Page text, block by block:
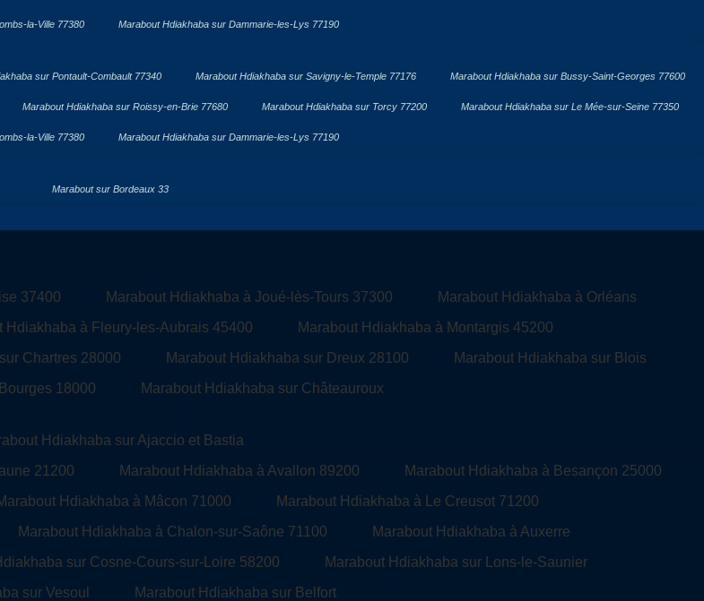
la-Ville 77380 Marabout Hdiakhaba sur Dammarie-les-Lys 77190
sur Pontault-Combault 77340 Marabout Hdiakhaba sur Savigny-le-Temple 77176 Marabout Hdiakhaba sur Bussy-Saint-Georges 77600
Marabout Hdiakhaba sur Roissy-en-Brie 77680 Marabout Hdiakhaba sur Torcy 77200 Marabout Hdiakhaba sur Le Mée-sur-Seine 77350
la-Ville 77380 Marabout Hdiakhaba sur Dammarie-les-Lys 77190
Marabout sur Bordeaux 33
37400 Marabout Hdiakhaba à Joué-lès-Tours 37300
Marabout Hdiakhaba à Orléans
Hdiakhaba à Fleury-les-Aubrais 45400
Marabout Hdiakhaba à Montargis 45200
Chartres 28000 Marabout Hdiakhaba sur Dreux 28100
Marabout Hdiakhaba sur Blois
18000
Marabout Hdiakhaba sur Châteauroux
Hdiakhaba sur Ajaccio et Bastia
21200 Marabout Hdiakhaba à Avallon 89200
Marabout Hdiakhaba à Besançon 25000
Hdiakhaba à Mâcon 71000
Marabout Hdiakhaba à Le Creusot 71200
Marabout Hdiakhaba à Chalon-sur-Saône 71100
Marabout Hdiakhaba à Auxerre
sur Cosne-Cours-sur-Loire 58200
Marabout Hdiakhaba sur Lons-le-Saunier
sur Vesoul
Marabout Hdiakhaba sur Belfort